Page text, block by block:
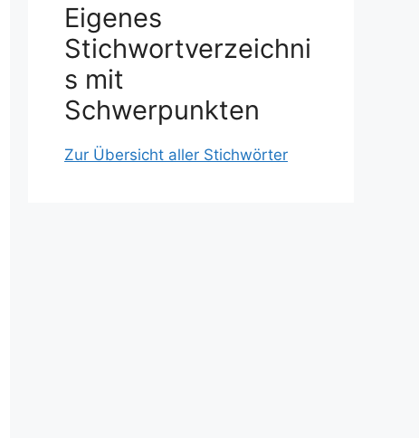
Eigenes
Stichwortverzeichni
s mit
Schwerpunkten
Zur Übersicht aller Stichwörter